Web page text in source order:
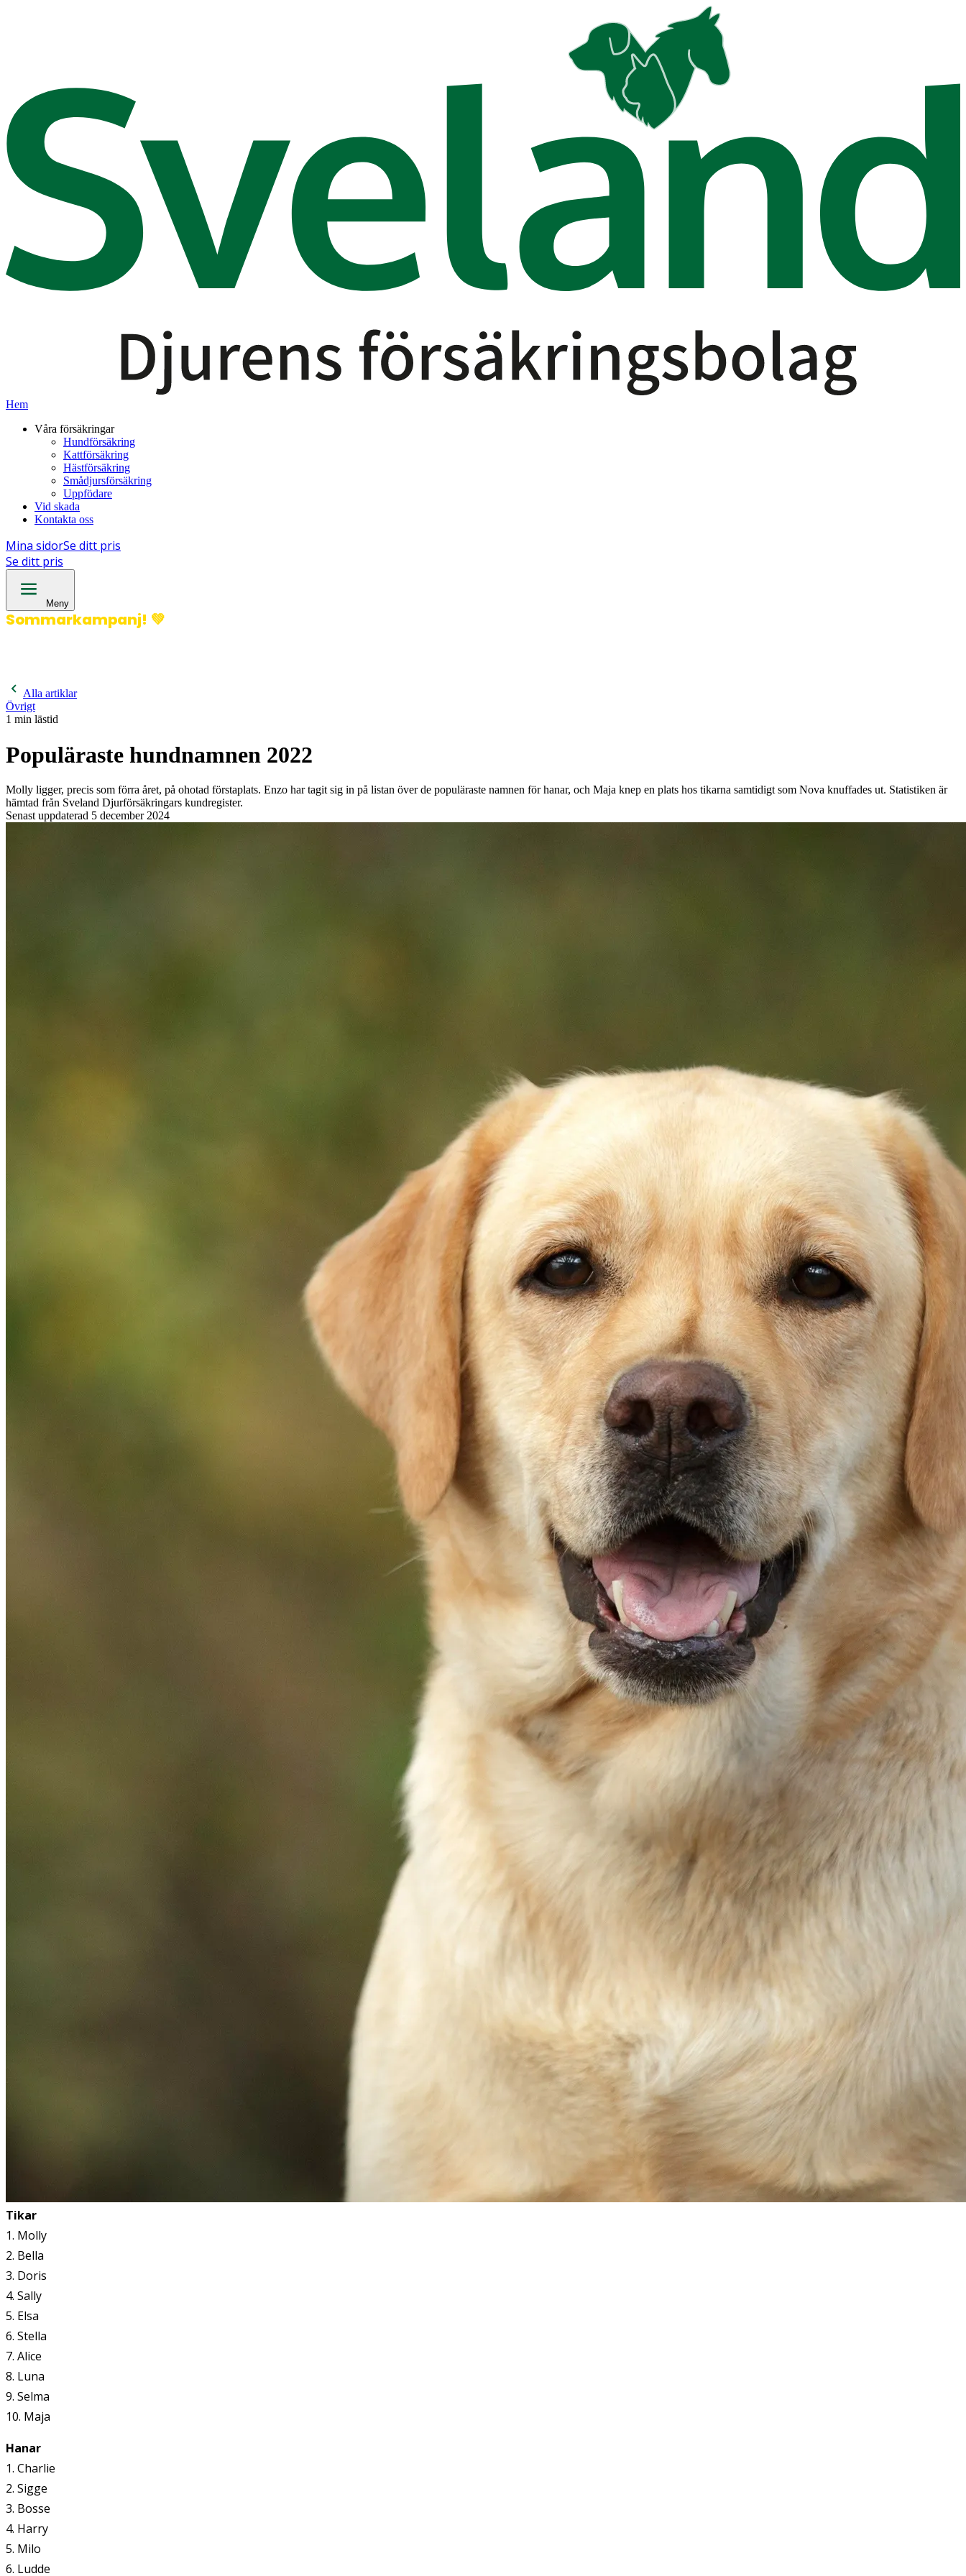
Hem
Våra försäkringar
Hundförsäkring
Kattförsäkring
Hästförsäkring
Smådjursförsäkring
Uppfödare
Vid skada
Kontakta oss
Mina sidorSe ditt pris
Se ditt pris
Meny
Sommarkampanj! 💚
Alla artiklar
Övrigt
1 min lästid
Populäraste hundnamnen 2022
Molly ligger, precis som förra året, på ohotad förstaplats. Enzo har tagit sig in på listan över de populäraste namnen för hanar, och Maja knep en plats hos tikarna samtidigt som Nova knuffades ut. Statistiken är
hämtad från Sveland Djurförsäkringars kundregister.
Senast uppdaterad 5 december 2024
Tikar
1. Molly
2. Bella
3. Doris
4. Sally
5. Elsa
6. Stella
7. Alice
8. Luna
9. Selma
10. Maja
Hanar
1. Charlie
2. Sigge
3. Bosse
4. Harry
5. Milo
6. Ludde